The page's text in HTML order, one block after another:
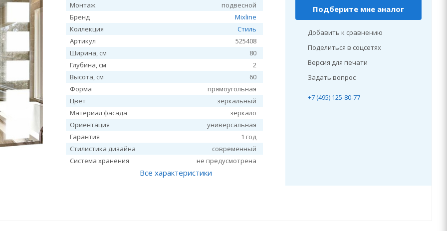
Монтаж
подвесной
Бренд
Mixline
Коллекция
Стиль
Артикул
525408
Ширина, см
80
Глубина, см
2
Высота, см
60
Форма
прямоугольная
Цвет
зеркальный
Материал фасада
зеркало
Ориентация
универсальная
Гарантия
1 год
Стилистика дизайна
современный
Система хранения
не предусмотрена
Все характеристики
Подберите мне аналог
Добавить к сравнению
Поделиться в соцсетях
Версия для печати
Задать вопрос
+7 (495) 125-80-77